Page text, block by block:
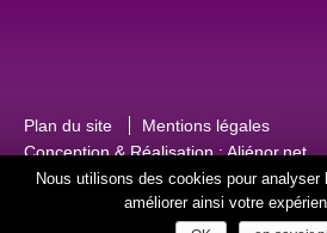
Plan du site
Mentions légales
Conception & Réalisation :Aliénor.net
Nous utilisons des cookies pour
améliorer ainsi votre